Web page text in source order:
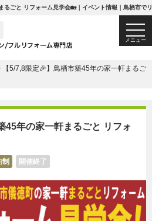
るごと リフォーム見学会🏡｜イベント情報｜鳥栖市
メニュー
【5/7,8限定🎉】鳥栖市築45年の家一軒まるご
45年の家一軒まるごと リフォ
制 開催終了